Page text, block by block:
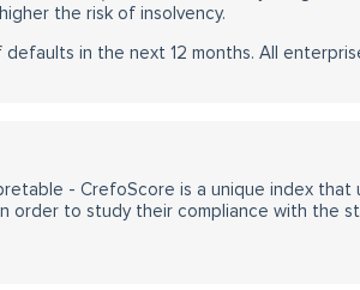
the risk of insolvency.
in the next 12 months. All
- CrefoScore is a unique index that
order to study their compliance with the